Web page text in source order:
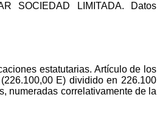
SOCIEDAD LIMITADA. Datos
estatutarias. Artículo de los
E) dividido en 226.100
numeradas correlativamente de la